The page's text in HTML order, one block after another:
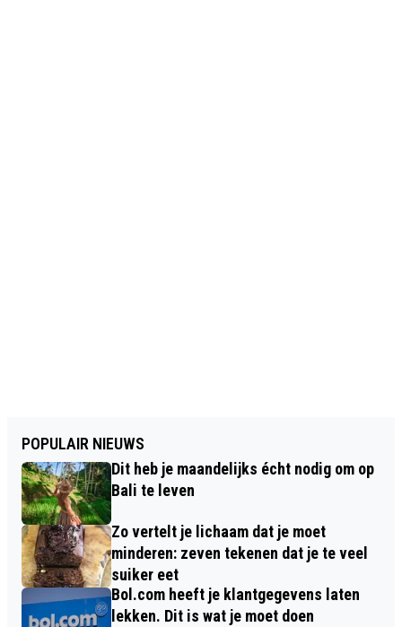
POPULAIR NIEUWS
Dit heb je maandelijks écht nodig om op
Bali te leven
Zo vertelt je lichaam dat je moet
minderen: zeven tekenen dat je te veel
suiker eet
Bol.com heeft je klantgegevens laten
lekken. Dit is wat je moet doen